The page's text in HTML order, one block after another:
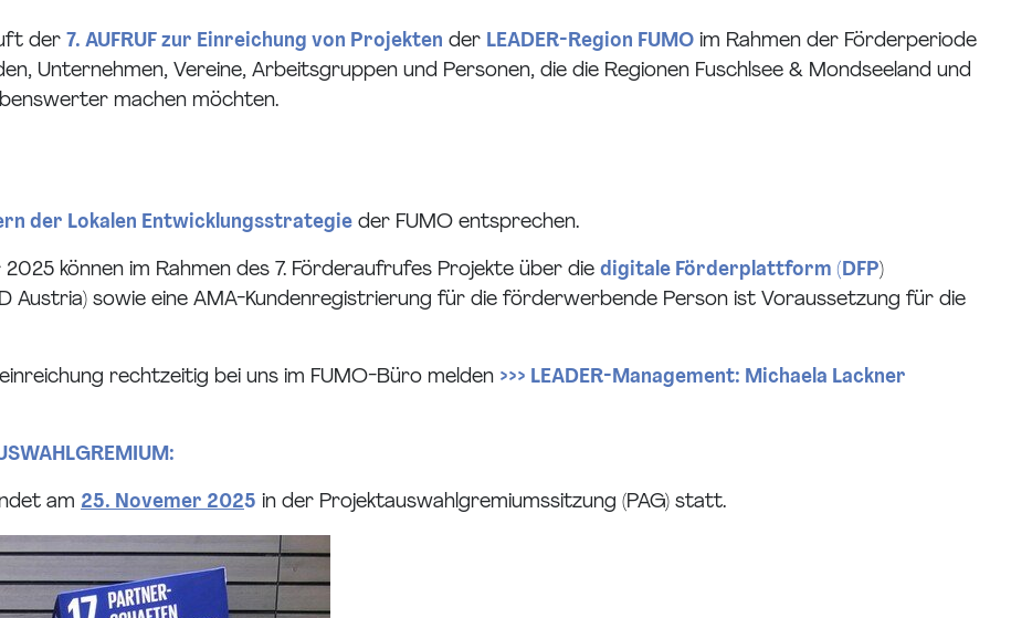
der 7. AUFRUF zur Einreichung von Projekten der LEADER-Region FUMO im Rahmen der Förderperiode
Unternehmen, Vereine, Arbeitsgruppen und Personen, die die Regionen Fuschlsee & Mondseeland und
machen möchten.
der Lokalen Entwicklungsstrategie der FUMO entsprechen.
können im Rahmen des 7. Förderaufrufes Projekte über die digitale Förderplattform (DFP)
Austria) sowie eine AMA-Kundenregistrierung für die förderwerbende Person ist Voraussetzung für die
rechtzeitig bei uns im FUMO-Büro melden >>> LEADER-Management: Michaela Lackner
am 25. Novemer 2025 in der Projektauswahlgremiumssitzung (PAG) statt.